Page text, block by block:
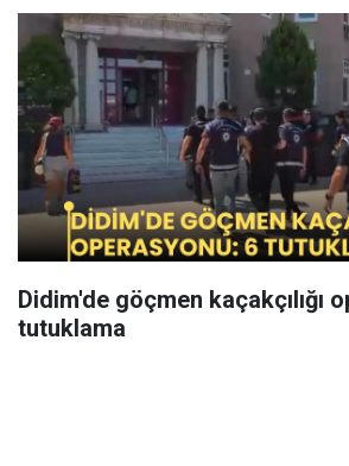
Didim'de göçmen kaçakçılığı
tutuklama